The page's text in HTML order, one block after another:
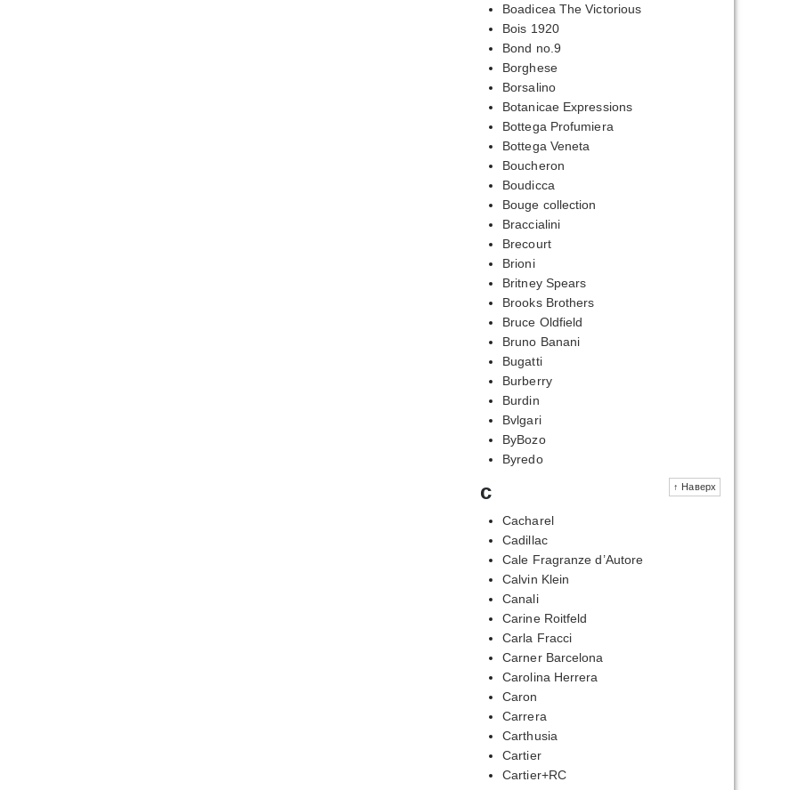
Boadicea The Victorious
Bois 1920
Bond no.9
Borghese
Borsalino
Botanicae Expressions
Bottega Profumiera
Bottega Veneta
Boucheron
Boudicca
Bouge collection
Braccialini
Brecourt
Brioni
Britney Spears
Brooks Brothers
Bruce Oldfield
Bruno Banani
Bugatti
Burberry
Burdin
Bvlgari
ByBozo
Byredo
↑ Наверх
c
Cacharel
Cadillac
Cale Fragranze d’Autore
Calvin Klein
Canali
Carine Roitfeld
Carla Fracci
Carner Barcelona
Carolina Herrera
Caron
Carrera
Carthusia
Cartier
Cartier+RC